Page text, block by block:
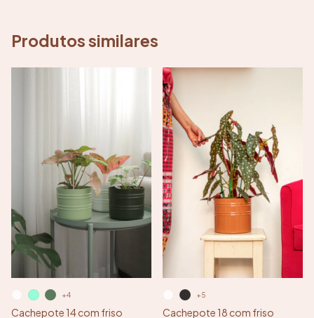
Produtos similares
Cachepote 14 com friso
+4
Cachepote 18 com friso
+5